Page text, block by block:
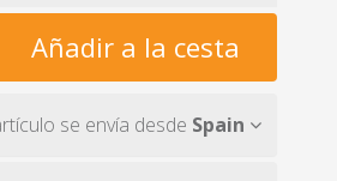
Añadir a la cesta
se envía desde Spain